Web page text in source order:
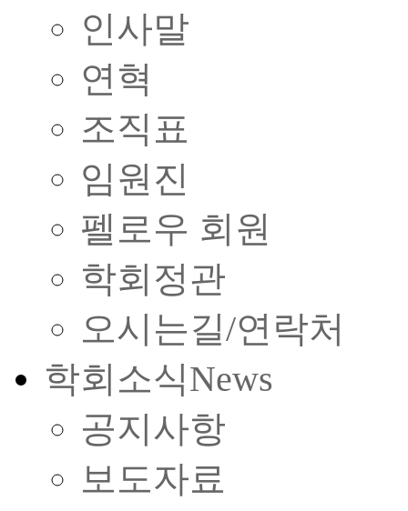
인사말
연혁
조직표
임원진
펠로우 회원
학회정관
오시는길/연락처
학회소식News
공지사항
보도자료